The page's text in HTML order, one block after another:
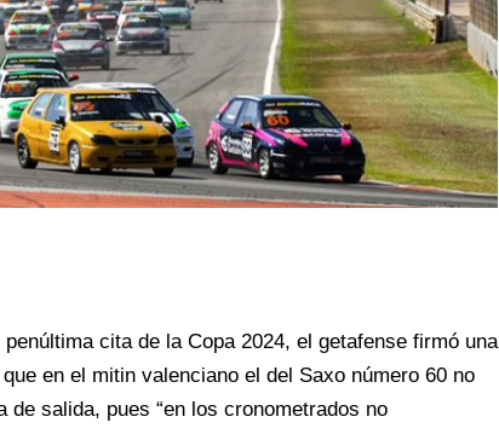
cita de la Copa 2024, el getafense firmó una
en el mitin valenciano el del Saxo número 60 no
salida, pues “en los cronometrados no